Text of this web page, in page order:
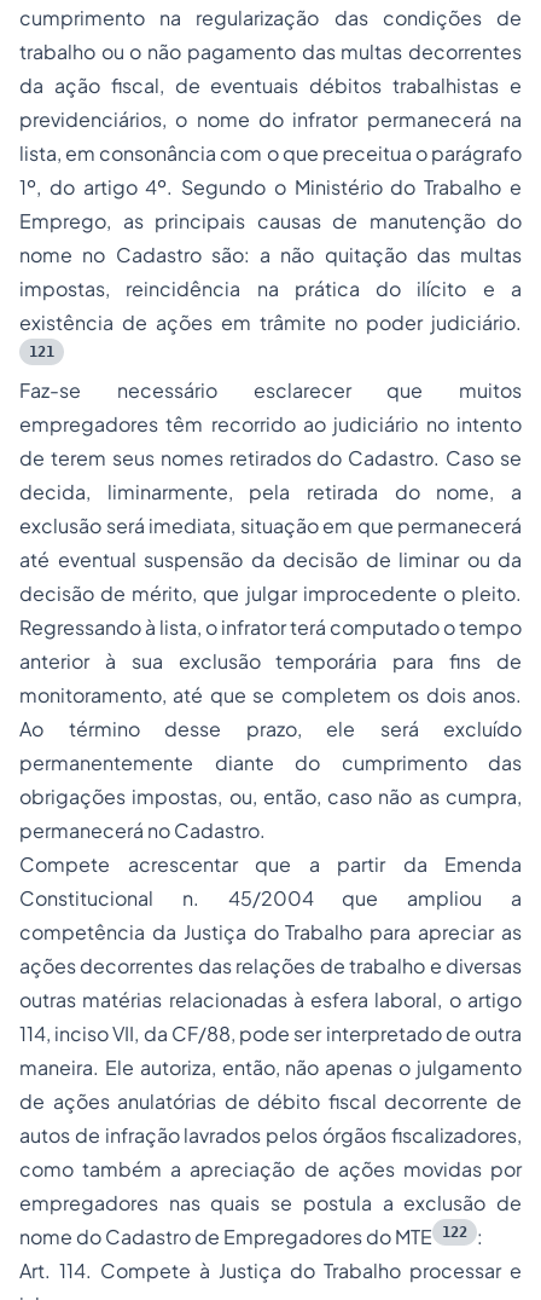
cumprimento na regularização das condições de
trabalho ou o não pagamento das multas decorrentes
da ação fiscal, de eventuais débitos trabalhistas e
previdenciários, o nome do infrator permanecerá na
lista, em consonância com o que preceitua o parágrafo
1º, do artigo 4º. Segundo o Ministério do Trabalho e
Emprego, as principais causas de manutenção do
nome no Cadastro são: a não quitação das multas
impostas, reincidência na prática do ilícito e a
existência de ações em trâmite no poder judiciário.
121
Faz-se necessário esclarecer que muitos
empregadores têm recorrido ao judiciário no intento
de terem seus nomes retirados do Cadastro. Caso se
decida, liminarmente, pela retirada do nome, a
exclusão será imediata, situação em que permanecerá
até eventual suspensão da decisão de liminar ou da
decisão de mérito, que julgar improcedente o pleito.
Regressando à lista, o infrator terá computado o tempo
anterior à sua exclusão temporária para fins de
monitoramento, até que se completem os dois anos.
Ao término desse prazo, ele será excluído
permanentemente diante do cumprimento das
obrigações impostas, ou, então, caso não as cumpra,
permanecerá no Cadastro.
Compete acrescentar que a partir da Emenda
Constitucional n. 45/2004 que ampliou a
competência da Justiça do Trabalho para apreciar as
ações decorrentes das relações de trabalho e diversas
outras matérias relacionadas à esfera laboral, o artigo
114, inciso VII, da CF/88, pode ser interpretado de outra
maneira. Ele autoriza, então, não apenas o julgamento
de ações anulatórias de débito fiscal decorrente de
autos de infração lavrados pelos órgãos fiscalizadores,
como também a apreciação de ações movidas por
empregadores nas quais se postula a exclusão de
nome do Cadastro de Empregadores do MTE
122
:
Art. 114. Compete à Justiça do Trabalho processar e